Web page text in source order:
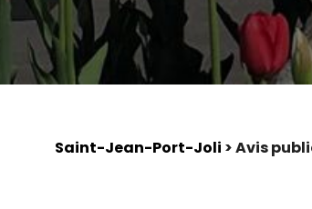
Saint-Jean-Port-Joli > Avis